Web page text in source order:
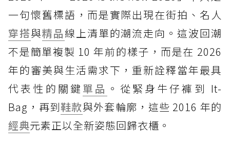
一句懷舊標語，而是實際出現在街拍、名人
穿搭與精品線上清單的潮流走向。這波回潮
不是簡單複製 10 年前的樣子，而是在 2026
年的審美與生活需求下，重新詮釋當年最具
代表性的關鍵單品 。從緊身牛仔褲到 It-
Bag，再到鞋款與外套輪廓，這些 2016 年的
經典元素正以全新姿態回歸衣櫃。